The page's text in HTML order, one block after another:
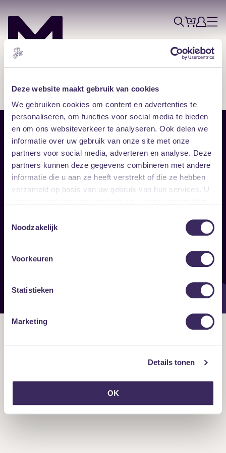
Deze website maakt gebruik van cookies
We gebruiken cookies om content en advertenties te
personaliseren, om functies voor social media te bieden
en om ons websiteverkeer te analyseren. Ook delen we
informatie over uw gebruik van onze site met onze
partners voor social media, adverteren en analyse. Deze
partners kunnen deze gegevens combineren met andere
informatie die u aan ze heeft verstrekt of die ze hebben
verzameld op basis van uw gebruik van hun services. U
Noodzakelijk
Voorkeuren
Statistieken
Marketing
Details tonen
OK
ZoekTicketsAccount
Menu
Sitemap
Home
Vrijwilligers
Verhuur
Disclaimer
Toegankelijkheid
Privacy & cookies
Follow
Onze nieuwsbrief ontvangen?